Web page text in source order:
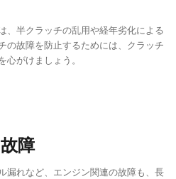
、半クラッチの乱用や経年劣化による
の故障を防止するためには、クラッチ
がけましょう。
障
漏れなど、エンジン関連の故障も、長